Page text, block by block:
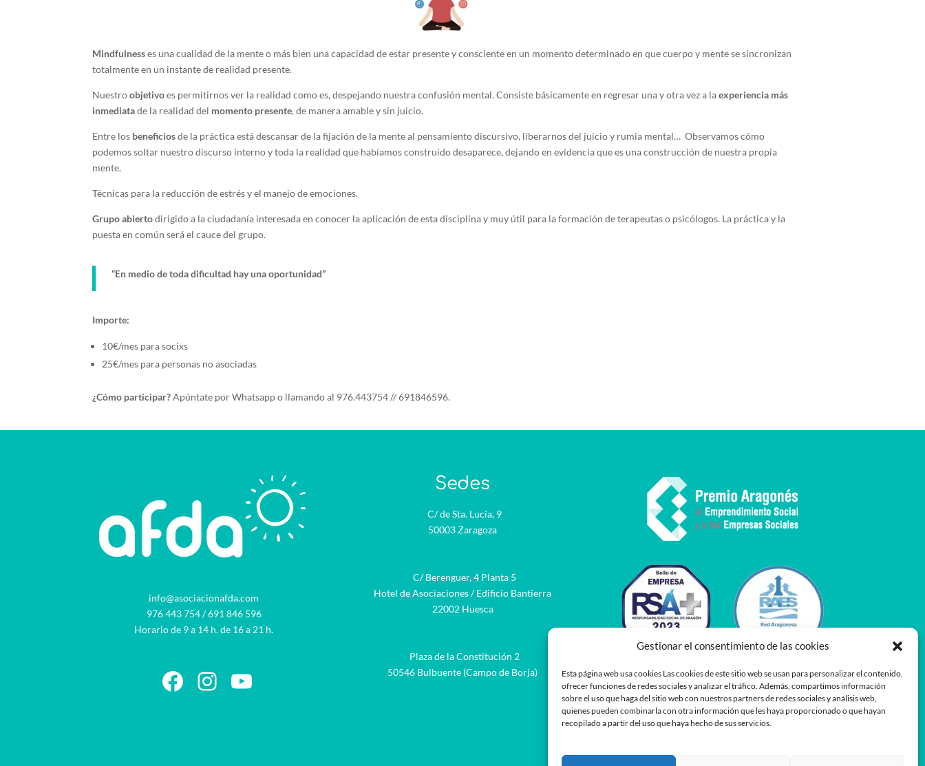
Gestionar el consentimiento de las cookies
Esta página web usa cookies Las cookies de este sitio web se usan para personalizar el contenido,
ofrecer funciones de redes sociales y analizar el tráfico. Además, compartimos información
sobre el uso que haga del sitio web con nuestros partners de redes sociales y análisis web,
quienes pueden combinarla con otra información que les haya proporcionado o que hayan
recopilado a partir del uso que haya hecho de sus servicios.
Mindfulnesses una cualidad de la mente o más bien una capacidad de estar presente y consciente en un momento determinado en que cuerpo y mente se sincronizan
totalmente en un instante de realidad presente.
Nuestroobjetivoes permitirnos ver la realidad como es, despejando nuestra confusión mental. Consiste básicamente en regresar una y otra vez a laexperiencia más
inmediatade la realidad del momento presente, de manera amable y sin juicio.
Entre los beneficiosde la práctica está descansar de la fijación de la mente al pensamiento discursivo, liberarnos del juicio y rumia mental… Observamos cómo
podemos soltar nuestro discurso interno y toda la realidad que habíamos construido desaparece, dejando en evidencia que es una construcción de nuestra propia
mente.
Técnicas para la reducción de estrés y el manejo de emociones.
Grupo abiertodirigido a la ciudadanía interesada en conocer la aplicación de esta disciplina y muy útil para la formación de terapeutas o psicólogos. La práctica y la
puesta en común será el cauce del grupo.
“En medio de toda dificultad hay una oportunidad”
Importe:
10€/mes para socixs
25€/mes para personas no asociadas
¿Cómo participar?Apúntate por Whatsapp o llamando al 976.443754 // 691846596.
info@asociacionafda.com
976 443 754/691 846 596
Horario de 9 a 14 h. de 16 a 21 h.
Facebook
Instagram
YouTube
Sedes
C/ de Sta. Lucía, 9
50003 Zaragoza
C/ Berenguer, 4 Planta 5
Hotel de Asociaciones / Edificio Bantierra
22002 Huesca
Plaza de la Constitución 2
50546 Bulbuente (Campo de Borja)